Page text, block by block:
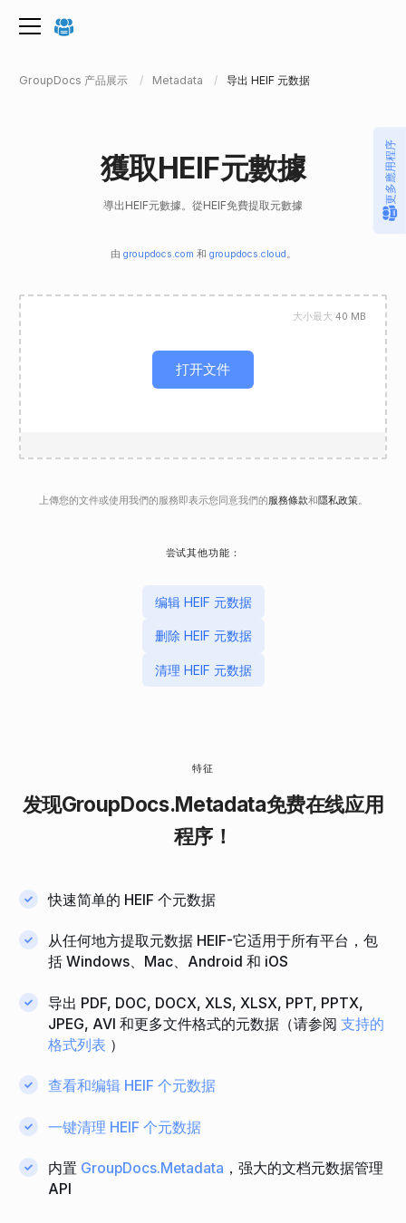
GroupDocs 产品展示 Metadata 导出 HEIF 元数据
獲取HEIF元數據
導出HEIF元數據。從HEIF免費提取元數據
由 groupdocs.com 和 groupdocs.cloud 。
打开文件
大小最大 40 MB
上傳您的文件或使用我們的服務即表示您同意我們的服務條款和隱私政策。
尝试其他功能：
编辑 HEIF 元数据
删除 HEIF 元数据
清理 HEIF 元数据
特征
发现GroupDocs.Metadata免费在线应用
程序！
快速简单的 HEIF 个元数据
从任何地方提取元数据 HEIF-它适用于所有平台，包
括 Windows、Mac、Android 和 iOS
导出 PDF, DOC, DOCX, XLS, XLSX, PPT, PPTX,
JPEG, AVI 和更多文件格式的元数据（请参阅支持的
格式列表 ）
查看和编辑 HEIF 个元数据
一键清理 HEIF 个元数据
内置 GroupDocs.Metadata ，强大的文档元数据管理
API
更多應用程序